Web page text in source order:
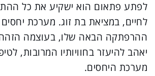
לפתע פתאום הוא ישקיע את כל
לחיים, במציאת בת זוג. מערכת
ההרפתקה הבאה שלו, בעוצמה הזהה
יאהב להיעזר בחוויותיו המרובות,
מערכת היחסים.